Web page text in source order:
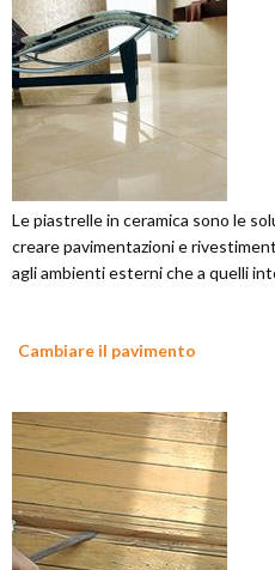
Le piastrelle in ceramica sono le
creare pavimentazioni e
agli ambienti esterni che a quelli
Cambiare il pavimento